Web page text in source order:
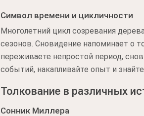
Символ времени и цикличности
Многолетний цикл созревания
сезонов. Сновидение напоминает о
переживаете непростой период,
событий, накапливайте опыт и
Толкование в различных
Сонник Миллера